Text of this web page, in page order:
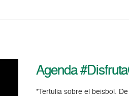
Agenda
*Tertulia sobre el beisbol.